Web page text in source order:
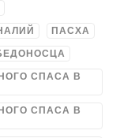
ПАСХА
СПАСА В
СПАСА В